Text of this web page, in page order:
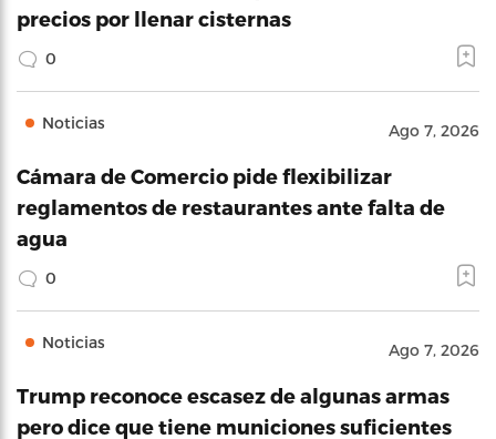
precios por llenar cisternas
0
Noticias Ago 7, 2026
Cámara de Comercio pide flexibilizar
reglamentos de restaurantes ante falta de
agua
0
Noticias Ago 7, 2026
Trump reconoce escasez de algunas armas
pero dice que tiene municiones suficientes